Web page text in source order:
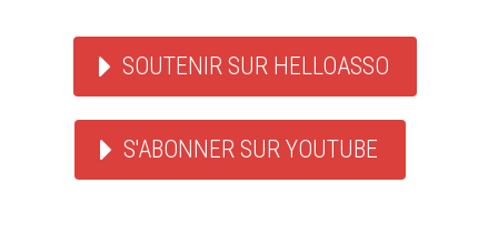
SOUTENIR SUR HELLOASSO
S'ABONNER SUR YOUTUBE